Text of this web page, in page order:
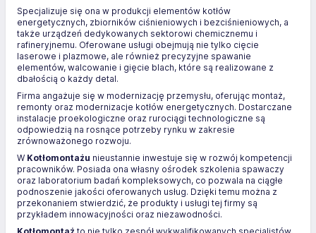
Specjalizuje się ona w produkcji elementów kotłów
energetycznych, zbiorników ciśnieniowych i bezciśnieniowych, a
także urządzeń dedykowanych sektorowi chemicznemu i
rafineryjnemu. Oferowane usługi obejmują nie tylko cięcie
laserowe i plazmowe, ale również precyzyjne spawanie
elementów, walcowanie i gięcie blach, które są realizowane z
dbałością o każdy detal.
Firma angażuje się w modernizację przemysłu, oferując montaż,
remonty oraz modernizacje kotłów energetycznych. Dostarczane
instalacje proekologiczne oraz rurociągi technologiczne są
odpowiedzią na rosnące potrzeby rynku w zakresie
zrównoważonego rozwoju.
W Kotłomontażu nieustannie inwestuje się w rozwój kompetencji
pracowników. Posiada ona własny ośrodek szkolenia spawaczy
oraz laboratorium badań kompleksowych, co pozwala na ciągłe
podnoszenie jakości oferowanych usług. Dzięki temu można z
przekonaniem stwierdzić, że produkty i usługi tej firmy są
przykładem innowacyjności oraz niezawodności.